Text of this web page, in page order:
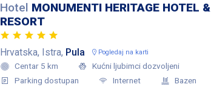
Hotel MONUMENTI HERITAGE HOTEL &
RESORT
Hrvatska, Istra, Pula Pogledaj na karti
Centar 5 km
Kućni ljubimci dozvoljeni
Parking dostupan
Internet Bazen